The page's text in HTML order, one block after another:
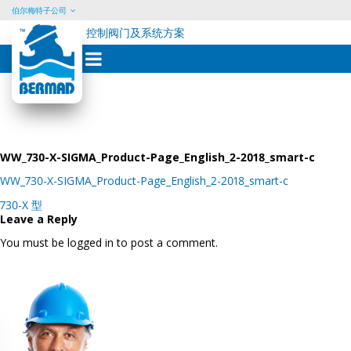
Skip
content
伯尔梅特子公司
控制阀门及系统方案
WW_730-X-SIGMA_Product-Page_English_2-2018_smart-c
WW_730-X-SIGMA_Product-Page_English_2-2018_smart-c
Post
navigation
730-X 型
Leave a Reply
You must be logged in to post a comment.